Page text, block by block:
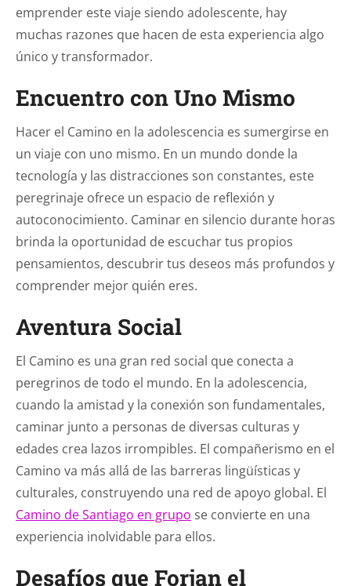
emprender este viaje siendo adolescente, hay
muchas razones que hacen de esta experiencia algo
único y transformador.
Encuentro con Uno Mismo
Hacer el Camino en la adolescencia es sumergirse en
un viaje con uno mismo. En un mundo donde la
tecnología y las distracciones son constantes, este
peregrinaje ofrece un espacio de reflexión y
autoconocimiento. Caminar en silencio durante horas
brinda la oportunidad de escuchar tus propios
pensamientos, descubrir tus deseos más profundos y
comprender mejor quién eres.
Aventura Social
El Camino es una gran red social que conecta a
peregrinos de todo el mundo. En la adolescencia,
cuando la amistad y la conexión son fundamentales,
caminar junto a personas de diversas culturas y
edades crea lazos irrompibles. El compañerismo en el
Camino va más allá de las barreras lingüísticas y
culturales, construyendo una red de apoyo global. El
Camino de Santiago en grupo se convierte en una
experiencia inolvidable para ellos.
Desafíos que Forjan el